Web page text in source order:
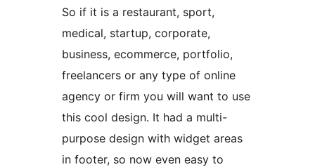
So if it is a restaurant, sport,
medical, startup, corporate,
business, ecommerce, portfolio,
freelancers or any type of online
agency or firm you will want to use
this cool design. It had a multi-
purpose design with widget areas
in footer, so now even easy to